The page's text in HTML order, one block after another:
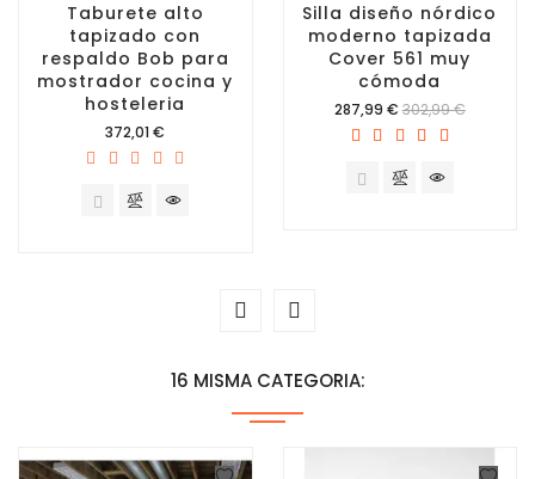
Taburete alto
tapizado con
respaldo Bob para
mostrador cocina y
hosteleria
Precio
372,01 €
Silla diseño nórdico
moderno tapizada
Cover 561 muy
cómoda
Precio
287,99 € 302,99 €
16 MISMA CATEGORIA: